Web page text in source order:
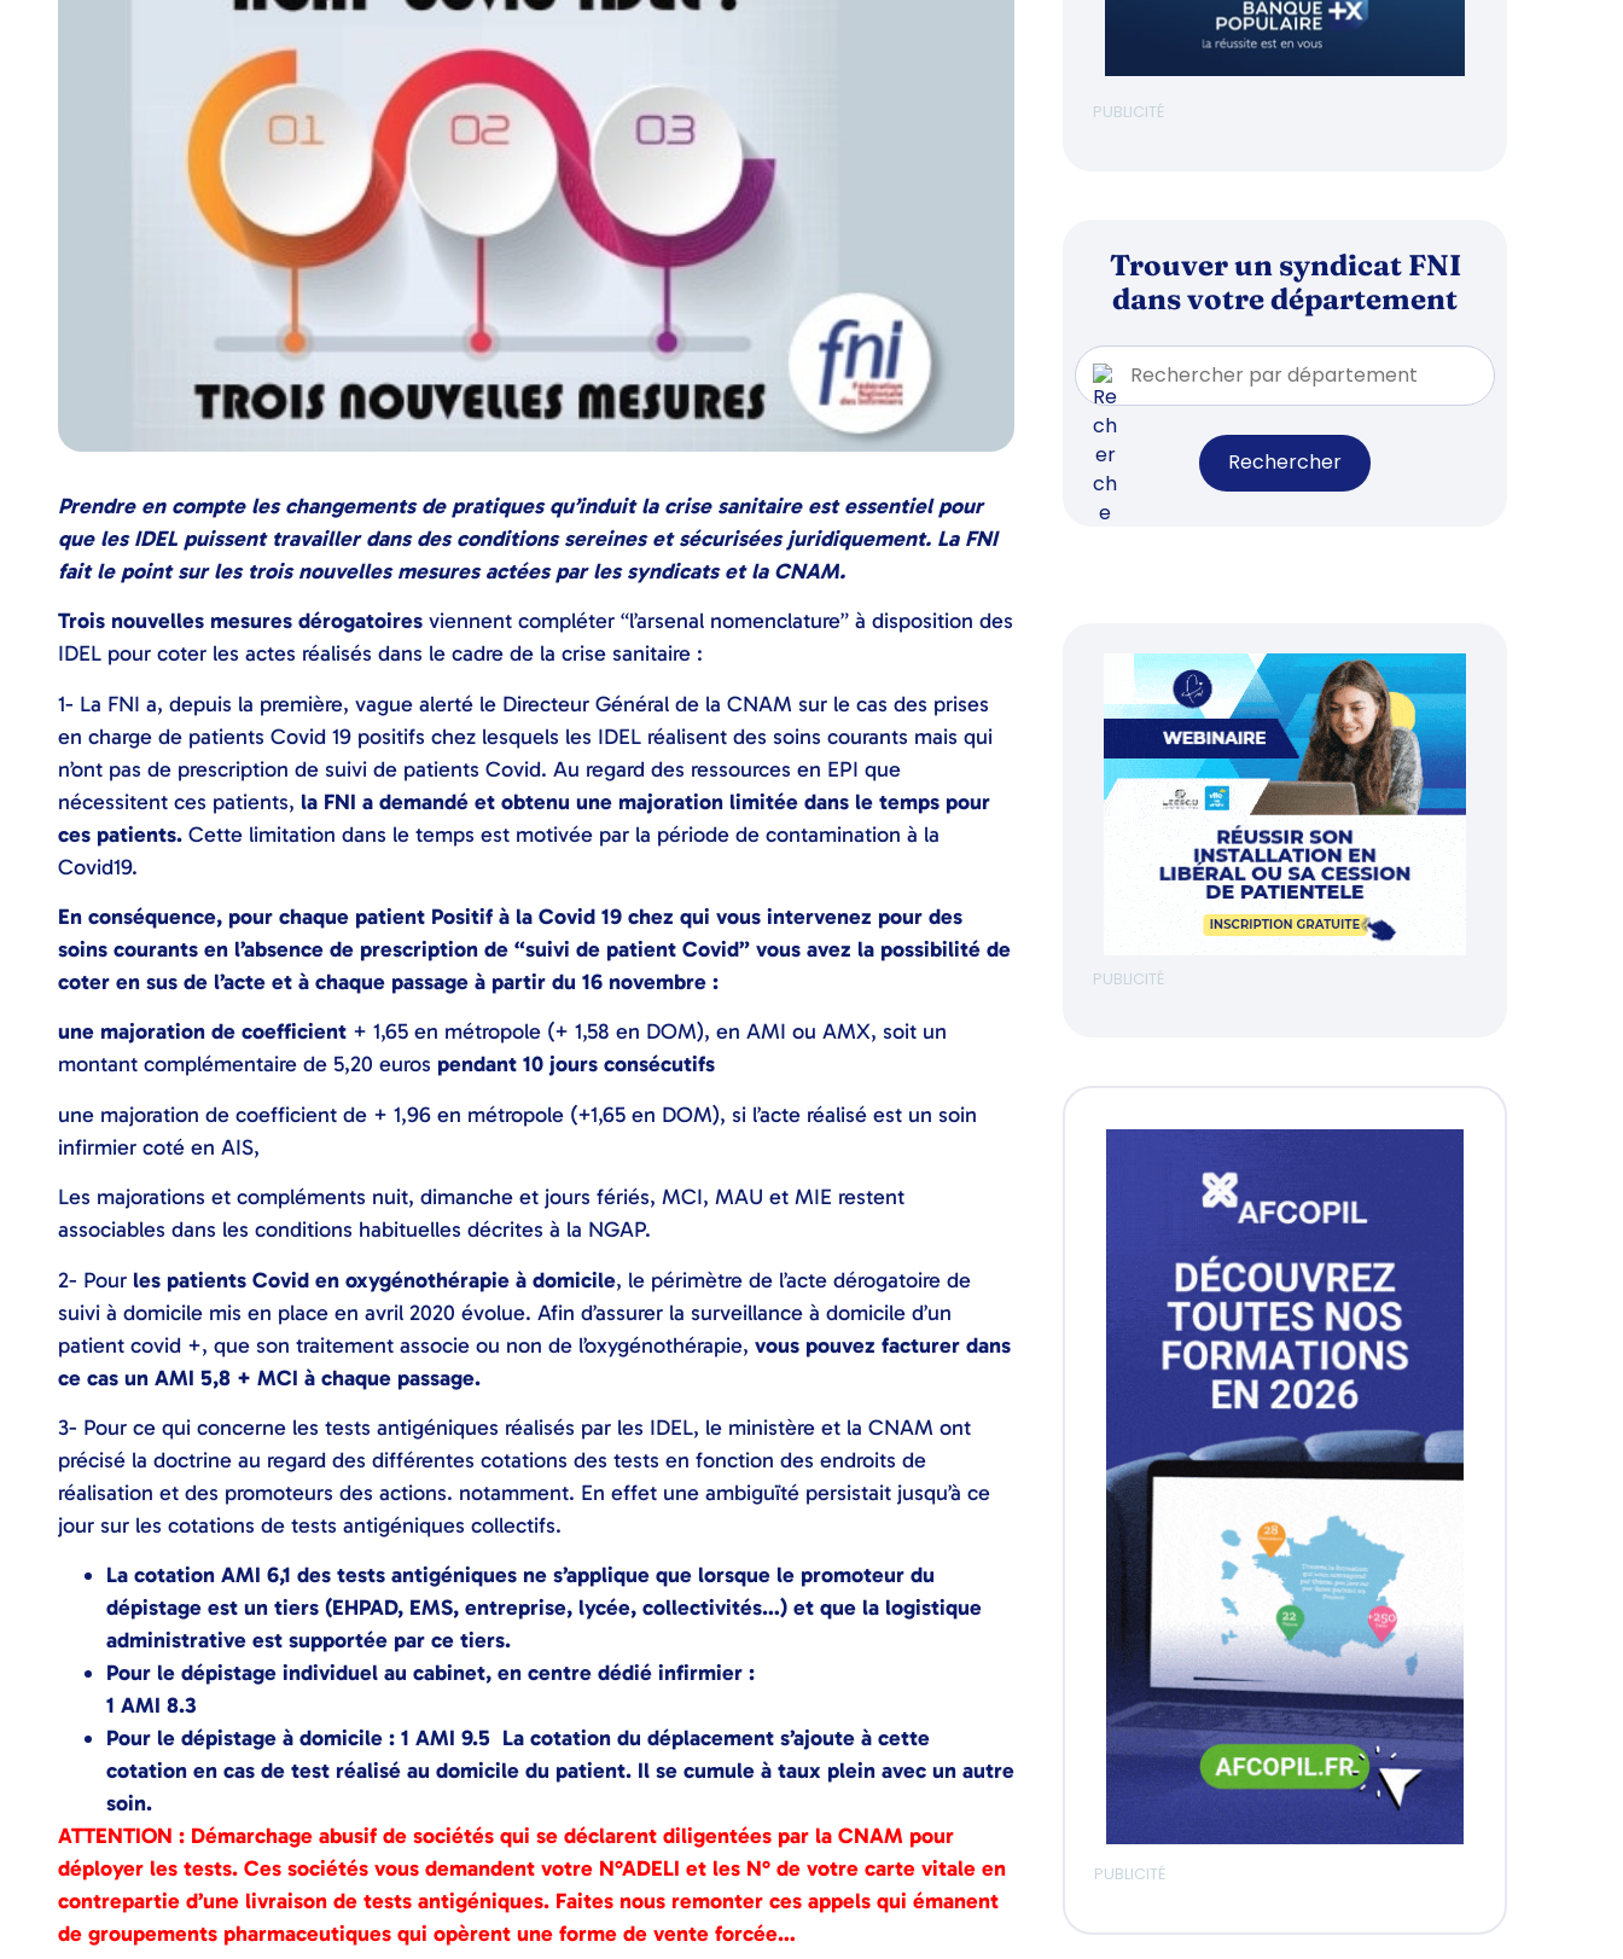
Prendre en compte les changements de pratiques qu’induit la crise sanitaire est essentiel pour
que les IDEL puissent travailler dans des conditions sereines et sécurisées juridiquement. La FNI
fait le point sur les trois nouvelles mesures actées par les syndicats et la CNAM.
Trois nouvelles mesures dérogatoires viennent compléter “l’arsenal nomenclature” à disposition des
IDEL pour coter les actes réalisés dans le cadre de la crise sanitaire :
1- La FNI a, depuis la première, vague alerté le Directeur Général de la CNAM sur le cas des prises
en charge de patients Covid 19 positifs chez lesquels les IDEL réalisent des soins courants mais qui
n’ont pas de prescription de suivi de patients Covid. Au regard des ressources en EPI que
nécessitent ces patients, la FNI a demandé et obtenu une majoration limitée dans le temps pour
ces patients. Cette limitation dans le temps est motivée par la période de contamination à la
Covid19.
En conséquence, pour chaque patient Positif à la Covid 19 chez qui vous intervenez pour des
soins courants en l’absence de prescription de “suivi de patient Covid” vous avez la possibilité de
coter en sus de l’acte et à chaque passage à partir du 16 novembre :
une majoration de coefficient + 1,65 en métropole (+ 1,58 en DOM), en AMI ou AMX, soit un
montant complémentaire de 5,20 euros pendant 10 jours consécutifs
une majoration de coefficient de + 1,96 en métropole (+1,65 en DOM), si l’acte réalisé est un soin
infirmier coté en AIS,
Les majorations et compléments nuit, dimanche et jours fériés, MCI, MAU et MIE restent
associables dans les conditions habituelles décrites à la NGAP.
2- Pour les patients Covid en oxygénothérapie à domicile, le périmètre de l’acte dérogatoire de
suivi à domicile mis en place en avril 2020 évolue. Afin d’assurer la surveillance à domicile d’un
patient covid +, que son traitement associe ou non de l’oxygénothérapie, vous pouvez facturer dans
ce cas un AMI 5,8 + MCI à chaque passage.
3- Pour ce qui concerne les tests antigéniques réalisés par les IDEL, le ministère et la CNAM ont
précisé la doctrine au regard des différentes cotations des tests en fonction des endroits de
réalisation et des promoteurs des actions. notamment. En effet une ambiguïté persistait jusqu’à ce
jour sur les cotations de tests antigéniques collectifs.
La cotation AMI 6,1 des tests antigéniques ne s’applique que lorsque le promoteur du
dépistage est un tiers (EHPAD, EMS, entreprise, lycée, collectivités…) et que la logistique
administrative est supportée par ce tiers.
Pour le dépistage individuel au cabinet, en centre dédié infirmier :
1 AMI 8.3
Pour le dépistage à domicile : 1 AMI 9.5 La cotation du déplacement s’ajoute à cette
cotation en cas de test réalisé au domicile du patient. Il se cumule à taux plein avec un autre
soin.
ATTENTION : Démarchage abusif de sociétés qui se déclarent diligentées par la CNAM pour
déployer les tests. Ces sociétés vous demandent votre N°ADELI et les N° de votre carte vitale en
contrepartie d’une livraison de tests antigéniques. Faites nous remonter ces appels qui émanent
de groupements pharmaceutiques qui opèrent une forme de vente forcée…
PUBLICITÉ
Trouver un syndicat FNI
dans votre département
PUBLICITÉ
PUBLICITÉ